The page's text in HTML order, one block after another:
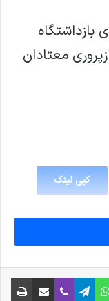
بازداشتگاه
معتادان
کپی لینک
واتس آپ تلگراموایبر اشتراک گذاری از طریق ایمیل